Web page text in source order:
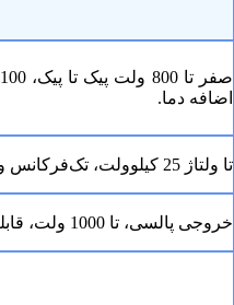
اضافه دما.
تا ولتاژ 25 کیلوولت، تک‌فرکانس و یا پوشش بازه‌های فرکانسی مشخص، تا توان پنج کیلووات.
خروجی پالسی، تا 1000 ولت، قابلیت تولید پالس مثبت و منفی، قابلیت تنظیم پیک پالس منفی و مثبت به صورت مستقل.